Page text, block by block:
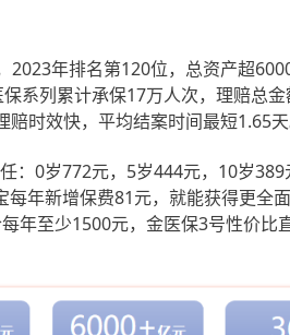
2023年排名第120位，总资产超
系列累计承保17万人次，理赔总
时效快，平均结案时间最短1.65天
： 0岁772元，5岁444元，10岁
年新增保费81元，就能获得更全
年至少1500元，金医保3号性价比